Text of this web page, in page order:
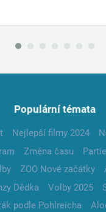
Populární témata
Nejlepší filmy 2024
Změna času Partie
ZOO Nové začátky
Dědka
Volby 2025
podle Pohlreicha